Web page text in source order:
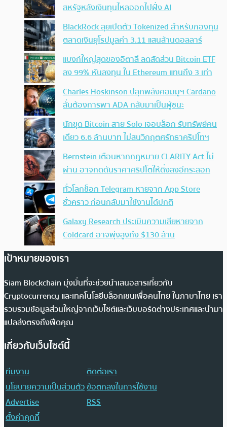
สหรัฐหลังเงินทุนไหลออกไปฝั่ง AI
BlackRock ลุยเปิดตัว Tokenized สำหรับกองทุน
ตลาดเงินยุโรปมูลค่า 3.11 แสนล้านดอลลาร์
แบงก์ใหญ่สุดของอิตาลี ลดสัดส่วน Bitcoin ETF
ลง 99% หันลงทุน ใน Ethereum แทนถึง 3 เท่า
Charles Hoskinson ปลุกพลังคอมมูฯ Cardano
ลั่นต้องการพา ADA กลับมาเป็นผู้ชนะ
นักขุด Bitcoin สาย Solo เจอบล็อก รับทรัพย์คน
เดียว 6.6 ล้านบาท ไม่สนวิกฤตศรัทธาคริปโทฯ
Bernstein เตือนหากกฎหมาย CLARITY Act ไม่
ผ่าน อาจกดดันราคาคริปโตให้ดิ่งลงอีกระลอก
ทั่วโลกช็อก Telegram หายจาก App Store
ชั่วคราว ก่อนกลับมาใช้งานได้ปกติ
Galaxy Research ประเมินความเสียหายจาก
Coldcard อาจพุ่งสูงถึง $130 ล้าน
เป้าหมายของเรา
Siam Blockchain มุ่งมั่นที่จะช่วยนำเสนอสารเกี่ยวกับ
Cryptocurrency และเทคโนโลยีบล็อกเชนเพื่อคนไทย ในภาษาไทย เรา
รวบรวมข้อมูลส่วนใหญ่จากเว็บไซต์และเว็บบอร์ดต่างประเทศและนำมา
แปลส่งตรงถึงฟีดคุณ
เกี่ยวกับเว็บไซต์นี้
ทีมงาน
ติดต่อเรา
นโยบายความเป็นส่วนตัวข้อตกลงในการใช้งาน
Advertise
RSS
ตั้งค่าคุกกี้